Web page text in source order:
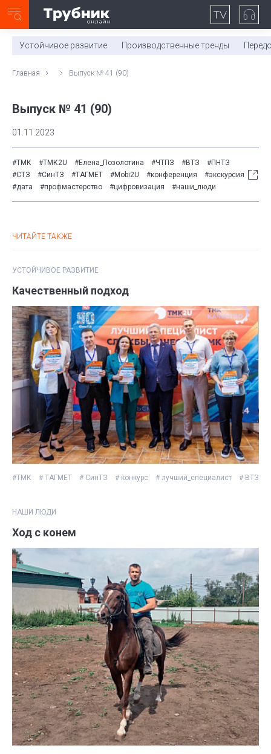
0:00/ 11:03
Устойчивое развитие Производственные тренды
Главная Выпуск № 41 (90)
Выпуск № 41 (90)
01.11.2023
#ТМК #ТМК2U #Елена_Позолотина #ЧТПЗ #ВТЗ
#ПНТЗ
#СТЗ
#СинТЗ #ТАГМЕТ #Mobi2U #конференция
#экскурсия
#дата
#профмастерство #цифровизация #наши_люди
ЧИТАЙТЕ ТАКЖЕ
УСТОЙЧИВОЕ РАЗВИТИЕ
Качественный подход
#ТМК # ТАГМЕТ # СинТЗ # конкурс # лучший_специалист # ВТЗ
НАШИ ЛЮДИ
Ход с конем